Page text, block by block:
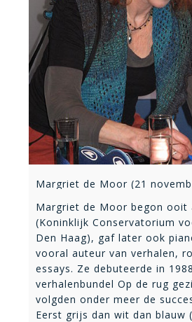
Margriet de Moor (21
Margriet de Moor begon ooit
(Koninklijk Conservatorium
Den Haag), gaf later ook
vooral auteur van verhalen,
essays. Ze debuteerde in
verhalenbundel Op de rug
volgden onder meer de
Eerst grijs dan wit dan blauw